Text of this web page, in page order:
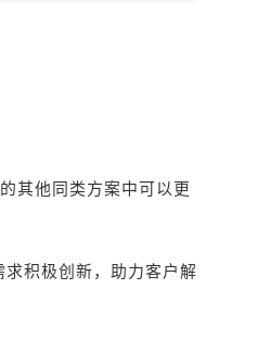
其他同类方案中可以更
积极创新，助力客户解